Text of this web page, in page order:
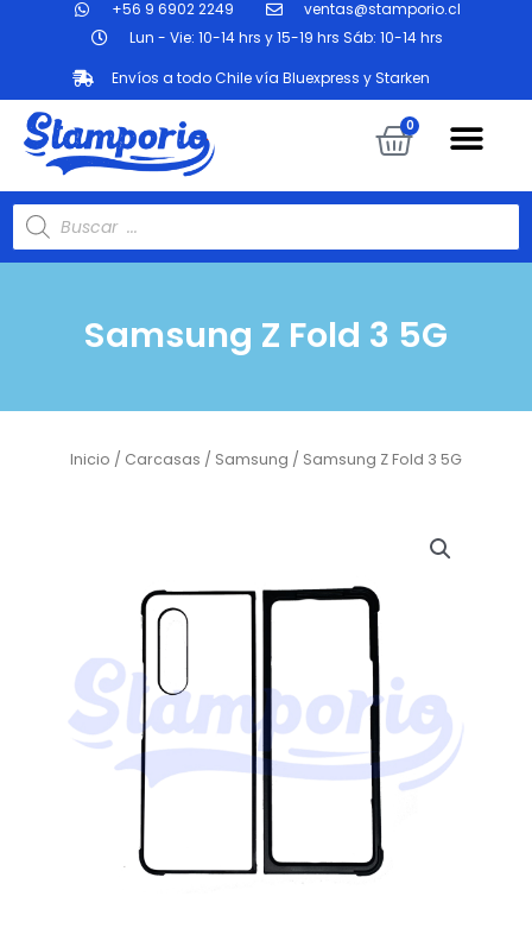
contenido
+56 9 6902 2249
ventas@stamporio.cl
Lun - Vie: 10-14 hrs y 15-19 hrs Sáb: 10-14 hrs
Envíos a todo Chile vía Bluexpress y Starken
0
Búsqueda
de
productos
Samsung Z Fold 3 5G
Inicio / Carcasas / Samsung / Samsung Z Fold 3 5G